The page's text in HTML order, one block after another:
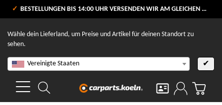
VERSANDKOSTENFREI AB 80 €
BESTELLUNGEN BIS 14:00 UHR VERSENDEN WIR AM GLEICHEN WERKTAG
Wähle dein Lieferland, um Preise und Artikel für deinen Standort zu
sehen.
Vereinigte Staaten ✔